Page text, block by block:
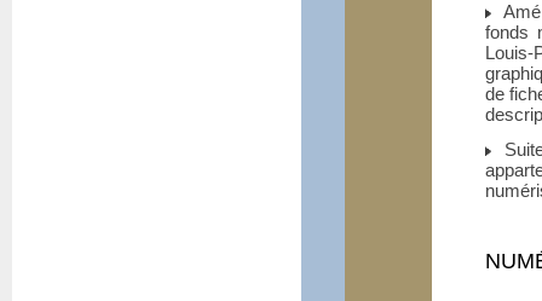
fonds
de